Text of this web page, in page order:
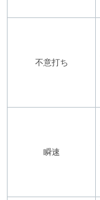
不意打ち
瞬速